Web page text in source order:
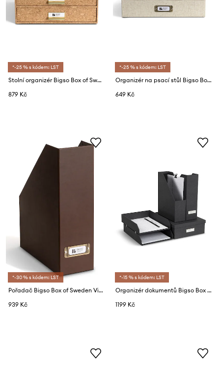
*-25 % s kódem: LST
Stolní organizér Bigso Box of Sweden Birger 33 x 25,5 x 14,5 cm
879 Kč
*-25 % s kódem: LST
Organizér na psací stůl Bigso Box of Sweden Elisa 33 x 12,5 x 12,5 cm
649 Kč
*-30 % s kódem: LST
Pořadač Bigso Box of Sweden Viktoria 10 x 24,5 x 32 cm
939 Kč
*-15 % s kódem: LST
Organizér dokumentů Bigso Box of Sweden 5-pack
1199 Kč